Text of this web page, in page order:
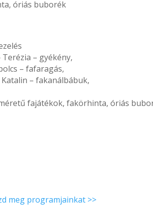
óriás buborék
– gyékény,
– fafaragás,
– fakanálbábuk,
fajátékok, fakörhinta, óriás
meg programjainkat >>